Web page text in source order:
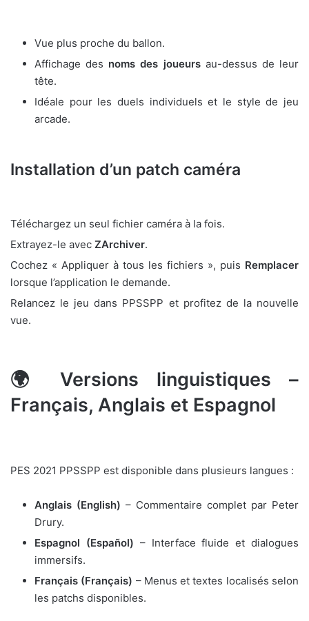
Vue plus proche du ballon.
Affichage des noms des joueursau-dessus de leur
tête.
Idéale pour les duels individuels et le style de jeu
arcade.
Installation d’un patch caméra
Téléchargez un seul fichier caméra à la fois.
Extrayez-le avec ZArchiver.
Cochez « Appliquer à tous les fichiers », puis Remplacer
lorsque l’application le demande.
Relancez le jeu dans PPSSPP et profitez de la nouvelle
vue.
🌍 Versions linguistiques –
Français, Anglais et Espagnol
PES 2021 PPSSPP est disponible dans plusieurs langues :
Anglais (English) – Commentaire complet par Peter
Drury.
Espagnol (Español) – Interface fluide et dialogues
immersifs.
Français (Français) – Menus et textes localisés selon
les patchs disponibles.